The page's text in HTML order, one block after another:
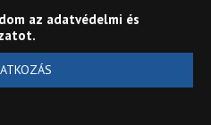
az adatvédelmi és
.